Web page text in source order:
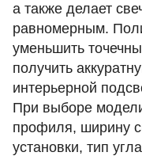
а также делает
равномерным.
уменьшить
получить
интерьерной
При выборе
профиля, ширину
установки, тип